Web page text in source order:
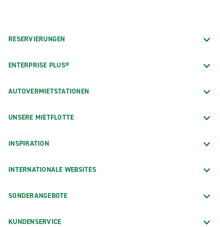
RESERVIERUNGEN
ENTERPRISE PLUS®
AUTOVERMIETSTATIONEN
UNSERE MIETFLOTTE
INSPIRATION
INTERNATIONALE WEBSITES
SONDERANGEBOTE
KUNDENSERVICE